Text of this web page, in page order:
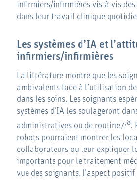
infirmiers/infirmières vis-à-vis
dans leur travail clinique
Les systèmes d’IA et
infirmiers/infirmières
La littérature montre que les
ambivalents face à l’utilisation de
dans les soins. Les soignants
systèmes d’IA les soulageront
administratives ou de routine7,8.
robots pourraient montrer les
collaborateurs ou leur expliquer
importants pour le traitement
vue des soignants, l’aspect